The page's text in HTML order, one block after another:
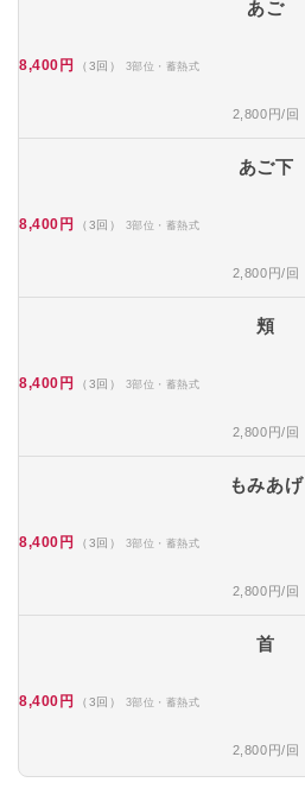
あご
8,400円 （3回） 3部位・蓄熱式
2,800円/回
あご下
8,400円 （3回） 3部位・蓄熱式
2,800円/回
頬
8,400円 （3回） 3部位・蓄熱式
2,800円/回
もみあげ
8,400円 （3回） 3部位・蓄熱式
2,800円/回
首
8,400円 （3回） 3部位・蓄熱式
2,800円/回